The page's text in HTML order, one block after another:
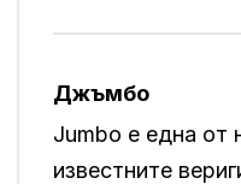
Джъмбо
Jumbo е една от
известните